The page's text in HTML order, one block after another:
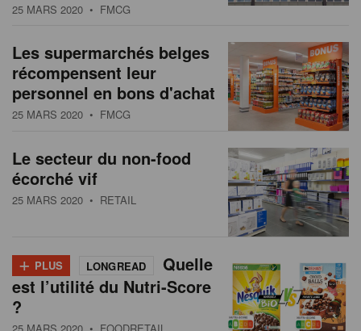
25 MARS 2020 • FMCG
Les supermarchés belges
récompensent leur
personnel en bons d'achat
25 MARS 2020 • FMCG
Le secteur du non-food
écorché vif
25 MARS 2020 • RETAIL
+ PLUS LONGREAD
Quelle
est l’utilité du Nutri-Score
?